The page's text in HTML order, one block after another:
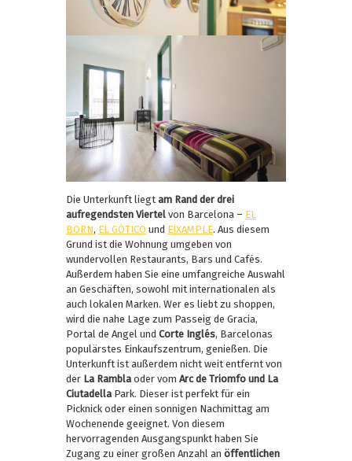
Die Unterkunft liegt am Rand der drei
aufregendsten Viertel von Barcelona – EL
BORN, EL GÓTICO und EIXAMPLE. Aus diesem
Grund ist die Wohnung umgeben von
wundervollen Restaurants, Bars und Cafés.
Außerdem haben Sie eine umfangreiche Auswahl
an Geschäften, sowohl mit internationalen als
auch lokalen Marken. Wer es liebt zu shoppen,
wird die nahe Lage zum Passeig de Gracia,
Portal de Angel und Corte Inglés, Barcelonas
populärstes Einkaufszentrum, genießen. Die
Unterkunft ist außerdem nicht weit entfernt von
der La Rambla oder vom Arc de Triomfo und La
Ciutadella Park. Dieser ist perfekt für ein
Picknick oder einen sonnigen Nachmittag am
Wochenende geeignet. Von diesem
hervorragenden Ausgangspunkt haben Sie
Zugang zu einer großen Anzahl an öffentlichen